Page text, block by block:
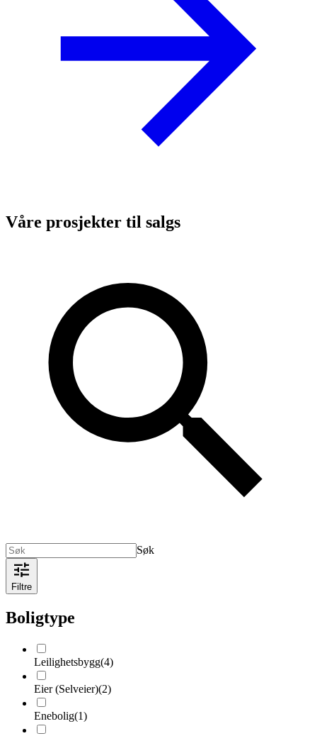
Våre prosjekter til salgs
Søk
Filtre
Boligtype
Leilighetsbygg(4)
Eier (Selveier)(2)
Enebolig(1)